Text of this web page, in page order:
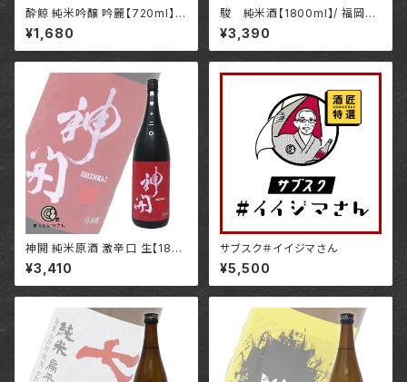
酔鯨 純米吟醸 吟麗【720ml】 /
高知 酔鯨酒造株式会社
¥1,680
駿 純米酒【1800ml】/ 福岡
株式会社いそのさわ
¥3,390
神開 純米原酒 激辛口 生【180
0ml】/ 滋賀 藤本酒造株式会社
¥3,410
サブスク＃イイジマさん
¥5,500